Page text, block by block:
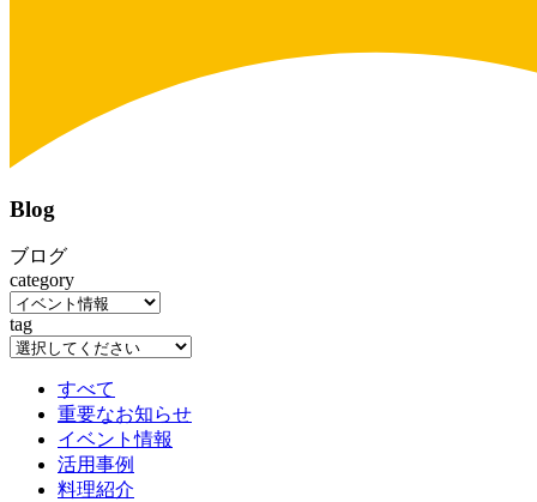
Blog
ブログ
category
tag
すべて
重要なお知らせ
イベント情報
活用事例
料理紹介